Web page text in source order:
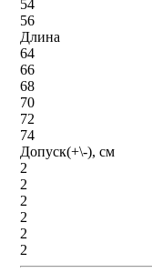
54
56
Длина
64
66
68
70
72
74
Допуск(+\-), см
2
2
2
2
2
2